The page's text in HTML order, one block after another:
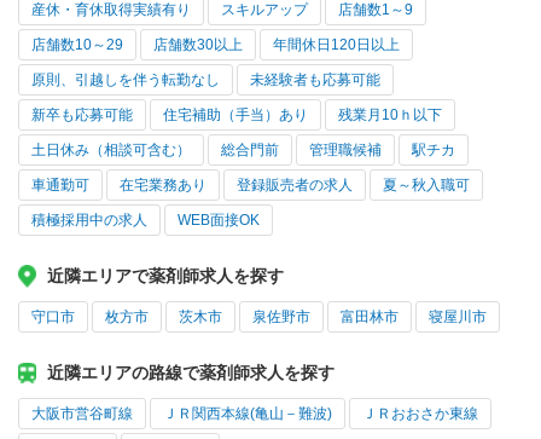
産休・育休取得実績有り スキルアップ 店舗数1～9
店舗数10～29 店舗数30以上 年間休日120日以上
原則、引越しを伴う転勤なし 未経験者も応募可能
新卒も応募可能 住宅補助（手当）あり 残業月10ｈ以下
土日休み（相談可含む） 総合門前 管理職候補 駅チカ
車通勤可 在宅業務あり 登録販売者の求人 夏～秋入職可
積極採用中の求人 WEB面接OK
近隣エリアで薬剤師求人を探す
守口市 枚方市 茨木市 泉佐野市 富田林市 寝屋川市
近隣エリアの路線で薬剤師求人を探す
大阪市営谷町線 ＪＲ関西本線(亀山－難波) ＪＲおおさか東線